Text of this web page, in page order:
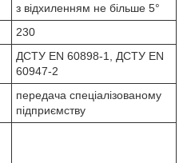
з відхиленням не більше 5°
230
ДСТУ EN 60898-1, ДСТУ EN
60947-2
передача спеціалізованому
підприємству